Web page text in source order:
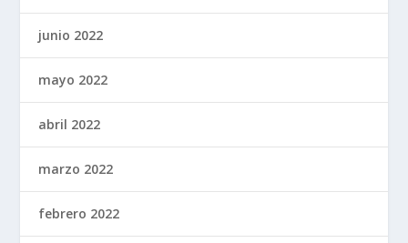
junio 2022
mayo 2022
abril 2022
marzo 2022
febrero 2022